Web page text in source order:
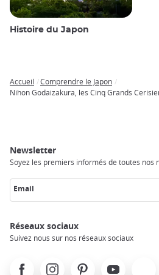
Histoire du Japon
Breadcrumb
Accueil
Comprendre le Japon
Nihon Godaizakura, les Cinq Grands
Newsletter
Soyez les premiers informés de toutes nos
Email
Réseaux sociaux
Suivez nous sur nos réseaux sociaux
FacebookInstagramPinterest Youtube